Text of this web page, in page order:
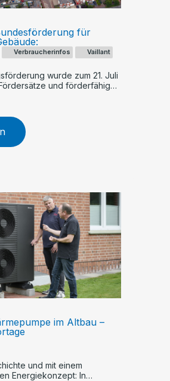
Verbraucherinfos Vaillant
für
wurde zum 21. Juli
und förderfähige
Familien stärker
Antrag – etwa für eine
– kann sich finanziell
im Altbau –
und mit einem
Energiekonzept: In